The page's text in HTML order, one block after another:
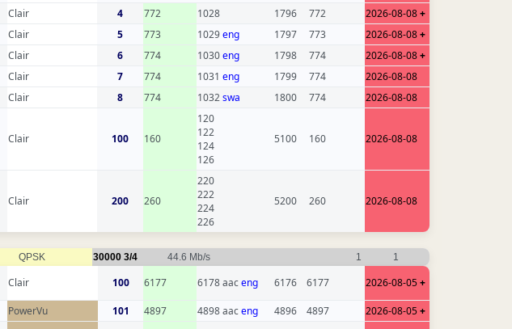
Clair 4 772 1028 1796 772 2026-08-08+
Clair 5 773 1029eng 1797 773 2026-08-08+
Clair 6 774 1030eng 1798 774 2026-08-08+
Clair 7 774 1031 eng 1799 774
2026-08-08
Clair 8 774 1032swa 1800 774 2026-08-08
Clair 100 160
120
122
124
126
5100 160 2026-08-08
Clair 200 260
220
222
224
226
5200 260 2026-08-08
QPSK 30000 3/4 44.6 Mb/s 1 1
Clair 100 6177 6178 aaceng 6176 6177 2026-08-05+
PowerVu 101 4897 4898 aaceng 4896 4897 2026-08-05+